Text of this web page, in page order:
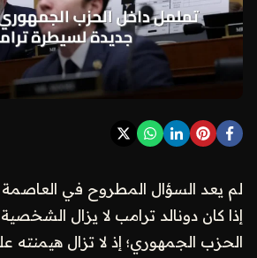
لم يعد السؤال المطروح في
إذا كان دونالد ترامب لا يزال
الحزب الجمهوري؛ إذ لا تزال هيمنته